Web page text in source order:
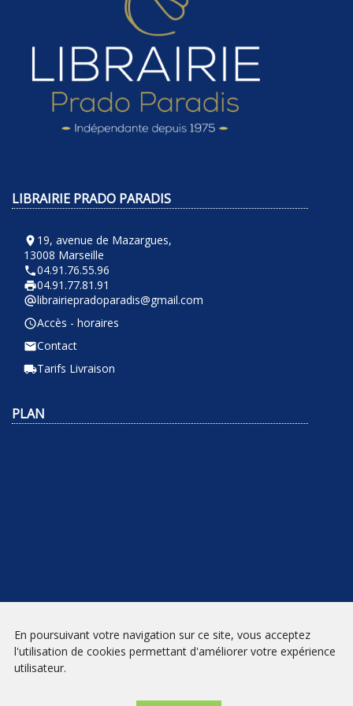
LIBRAIRIE PRADO PARADIS
room 19, avenue de Mazargues,
13008 Marseille
phone04.91.76.55.96
local_printshop04.91.77.81.91
alternate_emaillibrairiepradoparadis@gmail.com
query_builderAccès - horaires
emailContact
local_shippingTarifs Livraison
PLAN
NEWSLETTER
En poursuivant votre navigation sur ce site, vous acceptez
l'utilisation de cookies permettant d'améliorer votre expérience
utilisateur.